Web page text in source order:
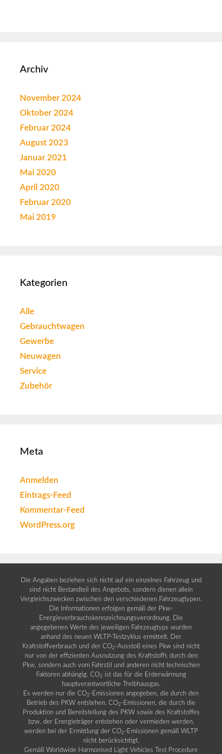
Archiv
November 2024
Oktober 2024
Februar 2024
August 2023
Januar 2021
Mai 2020
April 2020
Februar 2020
Mai 2019
Kategorien
Alle
Gebrauchtwagen
Gewerbe
Neuwagen
Service
Zubehör
Meta
Anmelden
Eintrags-Feed
Kommentar-Feed
WordPress.org
Die Angaben beziehen sich nicht auf ein einzelnes Fahrzeug und
sind nicht Bestandteil des Angebots, sondern dienen allein
Vergleichszwecken zwischen den verschiedenen Fahrzeugtypen.
Die Informationen erfolgen gemäß der Pkw-
Energieverbrauchskennzeichnungsverordnung. Die
angegebenen Werte des jeweiligen Fahrzeugtyps wurden
anhand des neuen WLTP-Testzyklus ermittelt. Der
Kraftstoffverbrauch und der CO2 -Ausstoß eines Pkw sind nicht
nur von der effizienten Ausnutzung des Kraftstoffs durch den
Pkw, sondern auch vom Fahrstil und anderen nicht technischen
Faktoren abhängig. CO2 ist das für die Erderwärmung
hauptverantwortliche Treibhausgas.
Es werden nur die CO2 -Emissionen angegeben, die durch den
Betrieb des PKW entstehen. CO2 -Emissionen, die durch die
Produktion und Bereitstellung des PKW sowie des Kraftstoffes
bzw. der Energieträger entstehen oder vermieden werden,
werden bei der Ermittlung der CO2 -Emissionen gemäß WLTP
nicht berücksichtigt.
Gemäß Worldwide Harmonised Light Vehicles Test Procedure